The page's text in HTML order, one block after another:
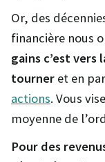
Or, des
financière nous
gains c’est vers
tourner et en
actions. Vous
moyenne de
Pour des